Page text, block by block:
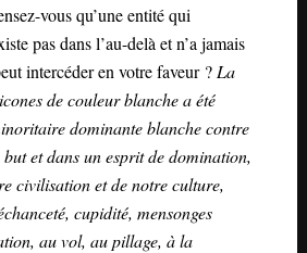
vous qu’une entité qui
pas dans l’au-delà et n’a jamais
intercéder en votre faveur ?La
de couleur blanche a été
dominante blanche contre
et dans un esprit de domination,
civilisation et de notre culture,
cupidité, mensonges
au vol, au pillage, à la